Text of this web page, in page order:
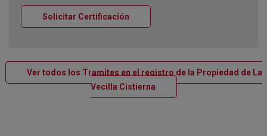
Solicitar Certificación
Ver todos los Tramites en el registro de la Propiedad de La
Vecilla CistiernaVentana nueva